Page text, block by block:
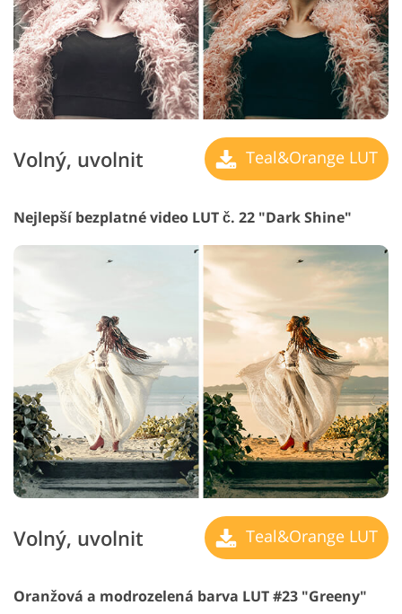
Volný, uvolnit Teal&Orange LUT
Nejlepší bezplatné video LUT č. 22 "Dark Shine"
Volný, uvolnit Teal&Orange LUT
Oranžová a modrozelená barva LUT #23 "Greeny"